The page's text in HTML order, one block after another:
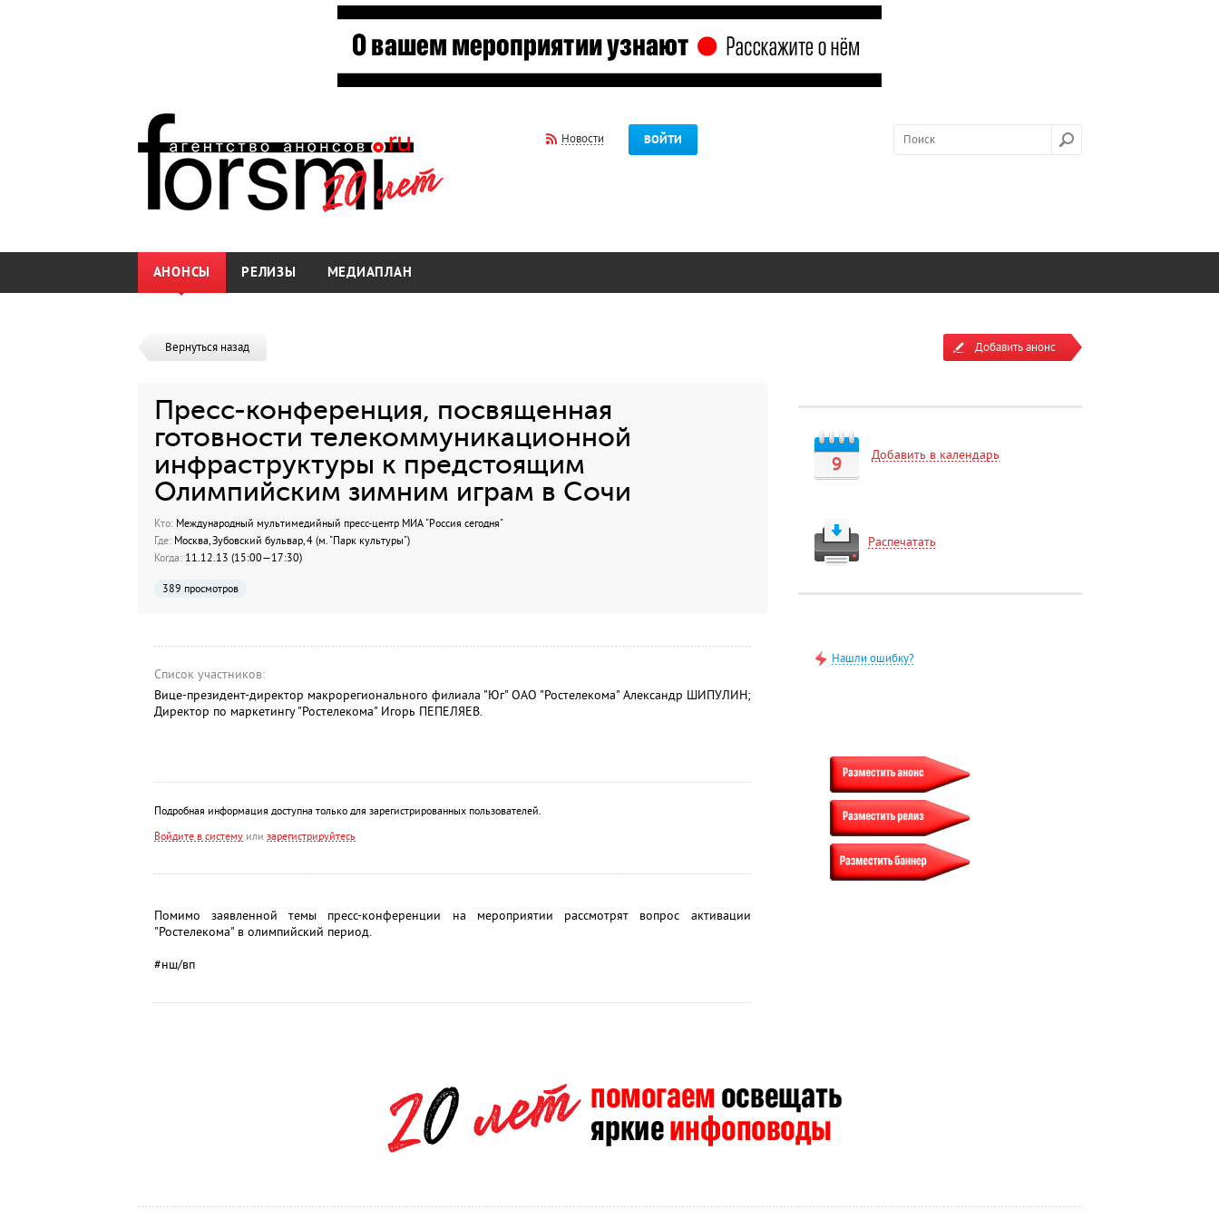
Новости ВОЙТИ
АНОНСЫ РЕЛИЗЫ МЕДИАПЛАН
Вернуться назад
Пресс-конференция, посвященная
готовности телекоммуникационной
инфраструктуры к предстоящим
Олимпийским зимним играм в Сочи
Кто:Международный мультимедийный пресс-центр МИА "Россия сегодня"
Где:Москва, Зубовский бульвар, 4 (м. "Парк культуры")
Когда:11.12.13 (15:00—17:30)
389 просмотров
Список участников:
Вице-президент-директор макрорегионального филиала "Юг" ОАО "Ростелекома" Александр ШИПУЛИН;
Директор по маркетингу "Ростелекома" Игорь ПЕПЕЛЯЕВ.
Подробная информация доступна только для зарегистрированных пользователей.
Войдите в системуили зарегистрируйтесь
Помимо заявленной темы пресс-конференции на мероприятии рассмотрят вопрос активации
"Ростелекома" в олимпийский период.
#нш/вп
Добавить анонс
9 Добавить в календарь
Распечатать
Нашли ошибку?